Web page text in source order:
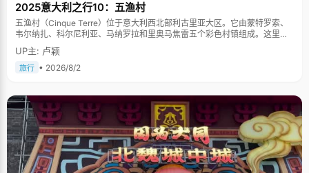
2025意大利之行10：五渔村
五渔村（Cinque Terre）位于意大利西北部利古里亚大区。它由蒙特罗索、
韦尔纳扎、科尔尼利亚、马纳罗拉和里奥马焦雷五个彩色村镇组成。这里依
山傍海，房屋色彩斑斓，1997年被列为世界文化遗产。
UP主: 卢颖
旅行 • 2026/8/2